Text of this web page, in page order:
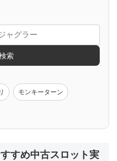
炎炎ノ消防隊
索
モンキーターン
すめ中古スロット実